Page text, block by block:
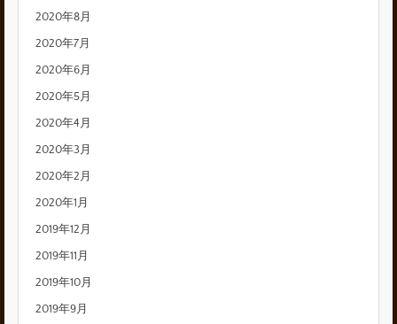
2020年8月
2020年7月
2020年6月
2020年5月
2020年4月
2020年3月
2020年2月
2020年1月
2019年12月
2019年11月
2019年10月
2019年9月